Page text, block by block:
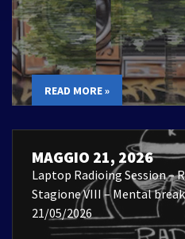
READ MORE »
MAGGIO 21, 2026
Laptop Radioing Session –
Stagione VIII – Mental
21/05/2026